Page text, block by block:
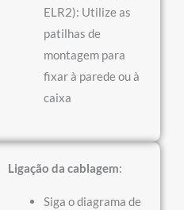
ELR2): Utilize as
patilhas de
montagem para
fixar à parede ou à
caixa
Ligação da cablagem:
Siga o diagrama de